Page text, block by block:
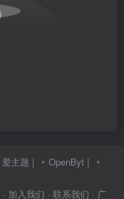
爱主题 | OpenByt |
· 加入我们 · 联系我们 · 广